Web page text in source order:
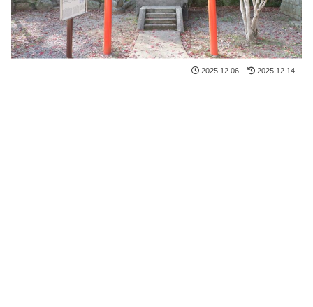
2025.12.06 2025.12.14